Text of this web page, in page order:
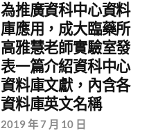
為推廣資科中心資料
庫應用，成大臨藥所
高雅慧老師實驗室發
表一篇介紹資科中心
資料庫文獻，內含各
資料庫英文名稱
2019 年 7 月 10 日